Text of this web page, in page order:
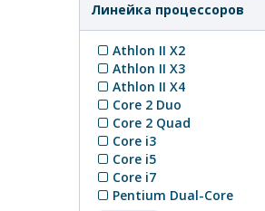
Линейка процессоров
Athlon II X2
Athlon II X3
Athlon II X4
Core 2 Duo
Core 2 Quad
Core i3
Core i5
Core i7
Pentium Dual-Core